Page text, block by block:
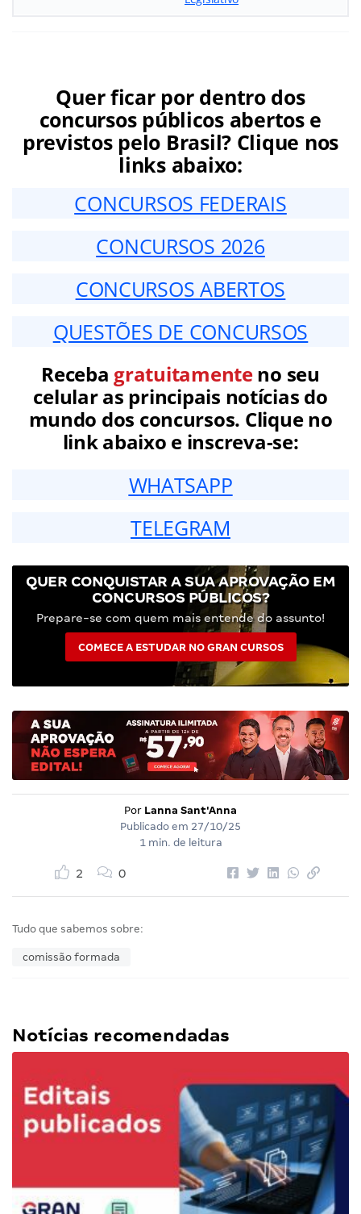
Quer ficar por dentro dos
concursos públicos abertos e
previstos pelo Brasil? Clique nos
links abaixo:
CONCURSOS FEDERAIS
CONCURSOS 2026
CONCURSOS ABERTOS
QUESTÕES DE CONCURSOS
Receba gratuitamenteno seu
celular as principais notícias do
mundo dos concursos. Clique no
link abaixo e inscreva-se:
WHATSAPP
TELEGRAM
QUER CONQUISTAR A SUA APROVAÇÃO EM
CONCURSOS PÚBLICOS?
Prepare-se com quem mais entende do assunto!
COMECE A ESTUDAR NO GRAN CURSOS
Por Lanna Sant'Anna
Publicado em 27/10/25
1 min. de leitura
2 0
Tudo que sabemos sobre:
comissão formada
Notícias recomendadas